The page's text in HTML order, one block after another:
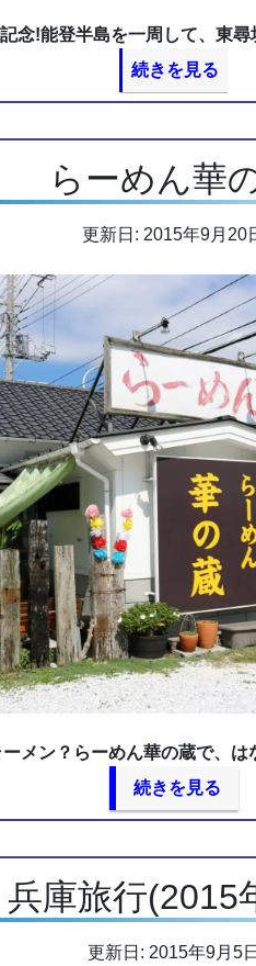
念!能登半島を一周して、東
続きを見る
らーめん華
更新日: 2015年9月20
メン？らーめん華の蔵で、
続きを見る
兵庫旅行(2015
更新日: 2015年9月5